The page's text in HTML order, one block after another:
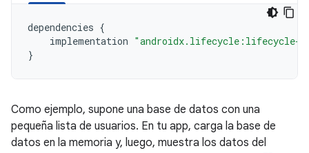
dependencies {
implementation "androidx.lifecycle:lifecycle-
}
Como ejemplo, supone una base de datos con una
pequeña lista de usuarios. En tu app, carga la base de
datos en la memoria y, luego, muestra los datos del